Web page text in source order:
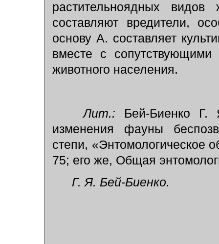
растительноядных
составляют вредители,
основу А. составляет
вместе с
животного населения.
Лит.: Бей-Биенко Г.
изменения фауны
степи, «Энтомологическое
75; его же, Общая
Г. Я. Бей-Биенко.